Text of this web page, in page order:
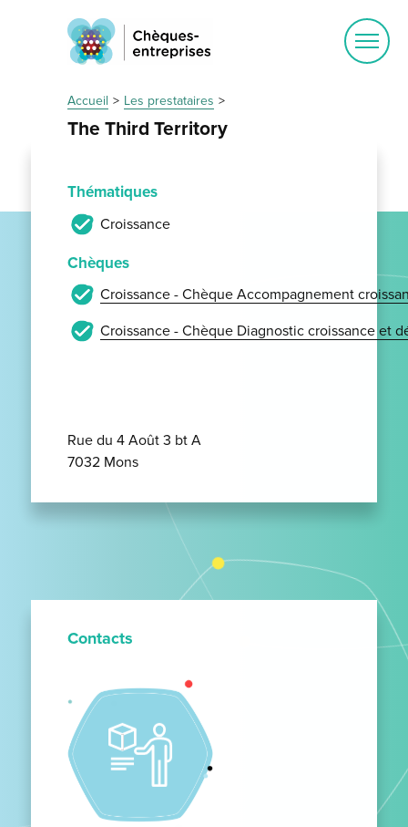
Accueil Les prestataires
The Third Territory
Thématiques
Croissance
Chèques
Croissance - Chèque Accompagnement
Croissance - Chèque Diagnostic croissance et
Rue du 4 Août 3 bt A
7032 Mons
Contacts
Ouvrir
le